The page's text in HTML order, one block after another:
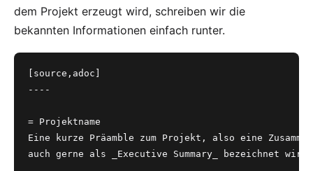
dem Projekt erzeugt wird, schreiben wir die
bekannten Informationen einfach runter.
[source,adoc]
----
= Projektname
Eine kurze Präamble zum Projekt, also eine
auch gerne als _Executive Summary_ bezeichnet wird.